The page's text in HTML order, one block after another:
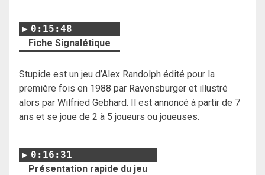
0:15:48
Fiche Signalétique
Stupide est un jeu d’Alex Randolph édité pour la
première fois en 1988 par Ravensburger et illustré
alors par Wilfried Gebhard. Il est annoncé à partir de 7
ans et se joue de 2 à 5 joueurs ou joueuses.
0:16:31
Présentation rapide du jeu